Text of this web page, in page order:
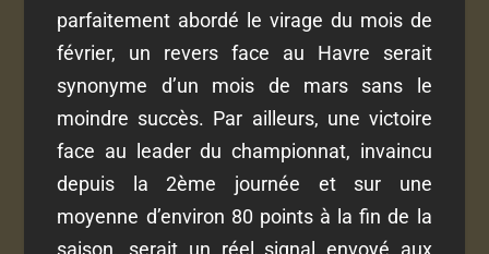
parfaitement abordé le virage du mois de
février, un revers face au Havre serait
synonyme d’un mois de mars sans le
moindre succès. Par ailleurs, une victoire
face au leader du championnat, invaincu
depuis la 2ème journée et sur une
moyenne d’environ 80 points à la fin de la
saison, serait un réel signal envoyé aux